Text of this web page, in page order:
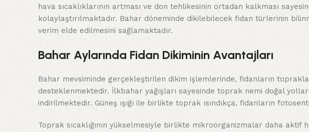
hava sıcaklıklarının artması ve don tehlikesinin ortadan kalkması
kolaylaştırılmaktadır. Bahar döneminde dikilebilecek fidan türlerinin
verim elde edilmesini sağlamaktadır.
Bahar Aylarında Fidan Dikiminin Avantajları
Bahar mevsiminde gerçekleştirilen dikim işlemlerinde, fidanların
desteklenmektedir. İlkbahar yağışları sayesinde toprak nemi doğal
indirilmektedir. Güneş ışığı ile birlikte toprak ısındıkça, fidanların
Toprak sıcaklığının yükselmesiyle birlikte mikroorganizmalar daha